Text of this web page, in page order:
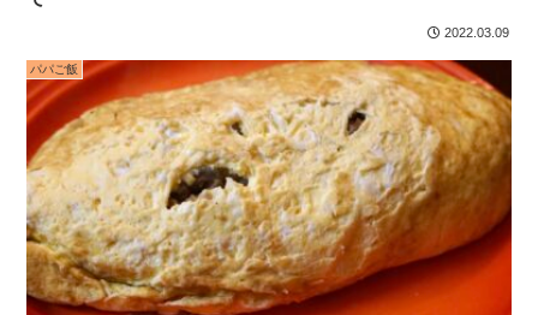
2022.03.09
パパご飯